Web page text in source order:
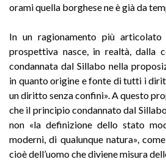
orami quella borghese ne è già da
In un ragionamento più articolato
prospettiva nasce, in realtà, dalla
condannata dal Sillabo nella
in quanto origine e fonte di tutti i
un diritto senza confini». A questo
che il principio condannato dal
non «la definizione dello stato
moderni, di qualunque natura»,
cioè dell’uomo che diviene misura